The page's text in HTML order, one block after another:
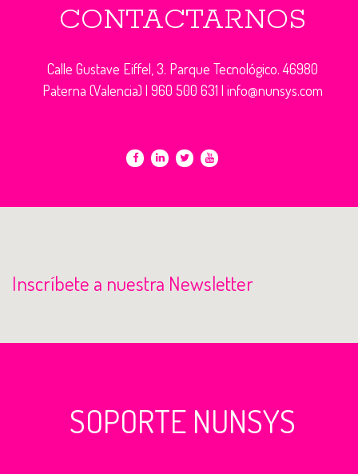
CONTACTARNOS
Calle Gustave Eiffel, 3. Parque Tecnológico. 46980
Paterna (Valencia) | 960 500 631 | info@nunsys.com
Inscríbete a nuestra Newsletter
SOPORTE NUNSYS